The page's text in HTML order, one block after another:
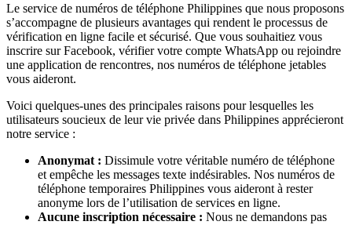
Le service de numéros de téléphone Philippines que nous proposons
s’accompagne de plusieurs avantages qui rendent le processus de
vérification en ligne facile et sécurisé. Que vous souhaitiez vous
inscrire sur Facebook, vérifier votre compte WhatsApp ou rejoindre
une application de rencontres, nos numéros de téléphone jetables
vous aideront.
Voici quelques-unes des principales raisons pour lesquelles les
utilisateurs soucieux de leur vie privée dans Philippines apprécieront
notre service :
Anonymat : Dissimule votre véritable numéro de téléphone
et empêche les messages texte indésirables. Nos numéros de
téléphone temporaires Philippines vous aideront à rester
anonyme lors de l’utilisation de services en ligne.
Aucune inscription nécessaire : Nous ne demandons pas